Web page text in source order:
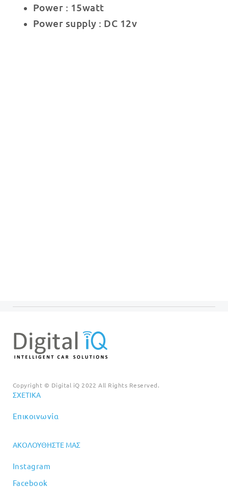
Power : 15watt
Power supply : DC 12v
Copyright © Digital iQ 2022 All Rights Reserved.
ΣΧΕΤΙΚΆ
Επικοινωνία
ΑΚΟΛΟΥΘΉΣΤΕ ΜΑΣ
Instagram
Facebook